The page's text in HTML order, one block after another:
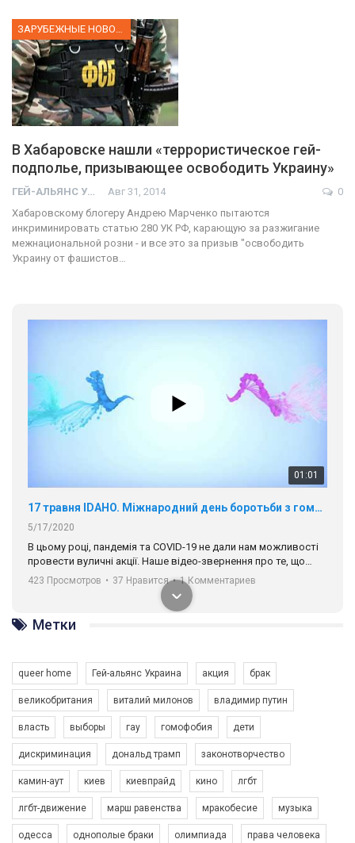
ЗАРУБЕЖНЫЕ НОВОСТИ
В Хабаровске нашли «террористическое гей-
подполье, призывающее освободить Украину»
ГЕЙ-АЛЬЯНС УКРАИНА Авг 31, 2014
0
Хабаровскому блогеру Андрею Марченко пытаются
инкриминировать статью 280 УК РФ, карающую за разжигание
межнациональной розни - и все это за призыв "освободить
Украину от фашистов…
01:01
17 травня IDAHO. Міжнародний день боротьби з гомофобією трансфобією і біфобія.
5/17/2020
В цьому році, пандемія та COVІD-19 не дали нам можливості
провести вуличні акції. Наше відео-звернення про те, що
навіть коли ми у різних містах та не можемо зустрінеться, ми
разом. Ми закликаємо всіх хто поділяє цінності рівності та
солідарності, приєднатися до нас. Регіональні підрозділи
ГАУ є в 16 областях України.
Разом наш голос лунає гучніше!
423 Просмотров • 37 Нравится • 1 Комментариев
Зупинимо насильство проти ЛГБТ в Україні! Stop violence against LGBT in Ukraine!
6/30/2017
Метки
queer home Гей-альянс Украина акция брак
великобритания виталий милонов владимир путин
власть выборы гау гомофобия дети
дискриминация дональд трамп законотворчество
камин-аут киев киевпрайд кино лгбт
лгбт-движение марш равенства мракобесие музыка
одесса однополые браки олимпиада права человека